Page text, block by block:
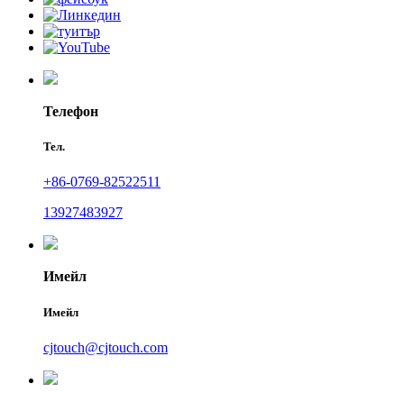
Телефон
Тел.
+86-0769-82522511
13927483927
Имейл
Имейл
cjtouch@cjtouch.com